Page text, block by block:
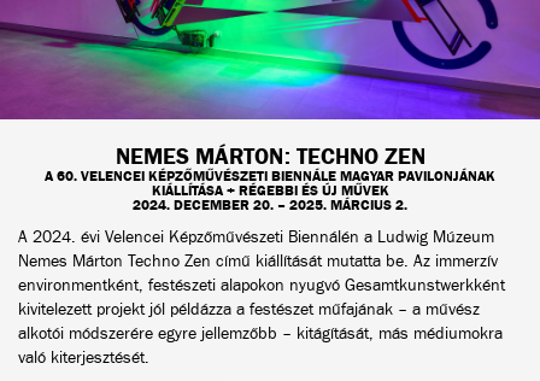
NEMES MÁRTON: TECHNO ZEN
A 60. VELENCEI KÉPZŐMŰVÉSZETI BIENNÁLE MAGYAR PAVILONJÁNAK
KIÁLLÍTÁSA + RÉGEBBI ÉS ÚJ MŰVEK
2024. DECEMBER 20. – 2025. MÁRCIUS 2.
A 2024. évi Velencei Képzőművészeti Biennálén a Ludwig Múzeum
Nemes Márton Techno Zen című kiállítását mutatta be. Az immerzív
environmentként, festészeti alapokon nyugvó Gesamtkunstwerkként
kivitelezett projekt jól példázza a festészet műfajának – a művész
alkotói módszerére egyre jellemzőbb – kitágítását, más médiumokra
való kiterjesztését.